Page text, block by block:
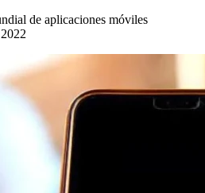
de aplicaciones móviles